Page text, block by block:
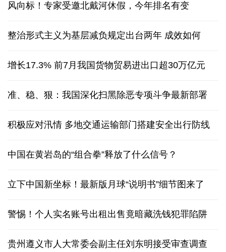
风向标！专家受邀北戴河休假，今年排名有变
整治形式主义为基层减负规定出台两年 成效如何
增长17.3% 前7月我国货物贸易进出口超30万亿元
准、稳、狠：我国深化扫黑除恶专项斗争最新部署
积极应对汛情 多地交通运输部门搭建安全出行防线
中国在黄岩岛的“组合拳”释放了什么信号？
立下中国新坐标！最新版月球“说明书”细节图来了
警惕！个人实名账号出租出售竟暗藏洗钱犯罪陷阱
贵州遵义市人大常委会副主任刘东明接受审查调查